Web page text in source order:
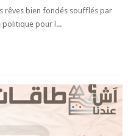
rêves bien fondés soufflés par
politique pour l...